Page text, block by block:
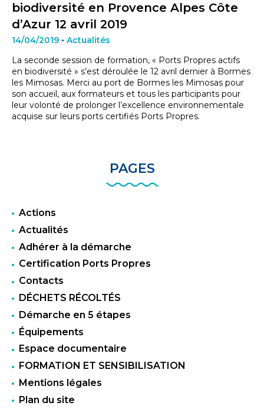
biodiversité en Provence Alpes Côte
d’Azur 12 avril 2019
14/04/2019 • Actualités
La seconde session de formation, « Ports Propres actifs
en biodiversité » s’est déroulée le 12 avril dernier à Bormes
les Mimosas. Merci au port de Bormes les Mimosas pour
son accueil, aux formateurs et tous les participants pour
leur volonté de prolonger l’excellence environnementale
acquise sur leurs ports certifiés Ports Propres.
PAGES
Actions
Actualités
Adhérer à la démarche
Certification Ports Propres
Contacts
DÉCHETS RÉCOLTÉS
Démarche en 5 étapes
Équipements
Espace documentaire
FORMATION ET SENSIBILISATION
Mentions légales
Plan du site